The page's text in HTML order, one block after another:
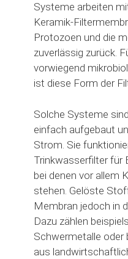
Systeme arbeiten
Keramik-
Protozoen und die
zuverlässig zurück.
vorwiegend
ist diese Form der
Solche Systeme
einfach aufgebaut
Strom. Sie
Trinkwasserfilter für
bei denen vor allem
stehen. Gelöste
Membran jedoch in
Dazu zählen
Schwermetalle oder
aus